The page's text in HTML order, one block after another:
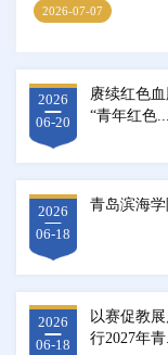
2026-07-07
2026
06-20
赓续红色
“青年红色...
2026
06-18
青岛滨海
2026
06-18
以赛促教
行2027年青